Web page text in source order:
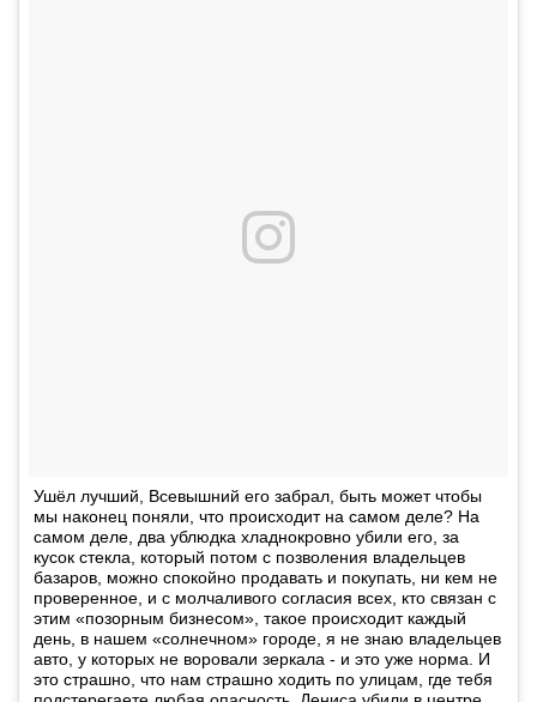
Ушёл лучший, Всевышний его забрал, быть может чтобы
мы наконец поняли, что происходит на самом деле? На
самом деле, два ублюдка хладнокровно убили его, за
кусок стекла, который потом с позволения владельцев
базаров, можно спокойно продавать и покупать, ни кем не
проверенное, и с молчаливого согласия всех, кто связан с
этим «позорным бизнесом», такое происходит каждый
день, в нашем «солнечном» городе, я не знаю владельцев
авто, у которых не воровали зеркала - и это уже норма. И
это страшно, что нам страшно ходить по улицам, где тебя